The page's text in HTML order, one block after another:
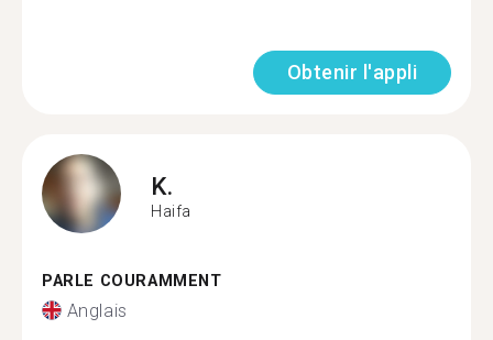
Obtenir l'appli
K.
Haifa
PARLE COURAMMENT
Anglais